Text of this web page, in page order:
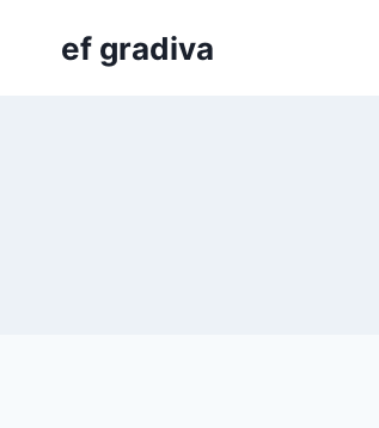
ef gradiva